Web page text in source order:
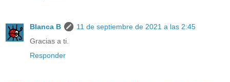
Blanca B
11 de septiembre de 2021 a las 2:45
Gracias a ti.
Responder